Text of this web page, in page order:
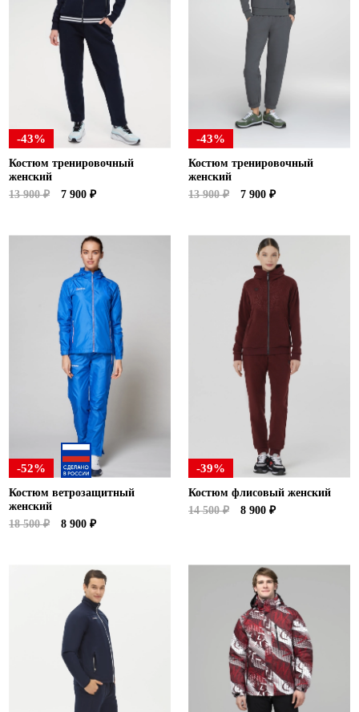
-43%
Костюм тренировочный
женский
13 900 ₽
7 900 ₽
-43%
Костюм тренировочный
женский
13 900 ₽
7 900 ₽
-52%
Костюм ветрозащитный
женский
18 500 ₽
8 900 ₽
-39%
Костюм флисовый женский
14 500 ₽
8 900 ₽